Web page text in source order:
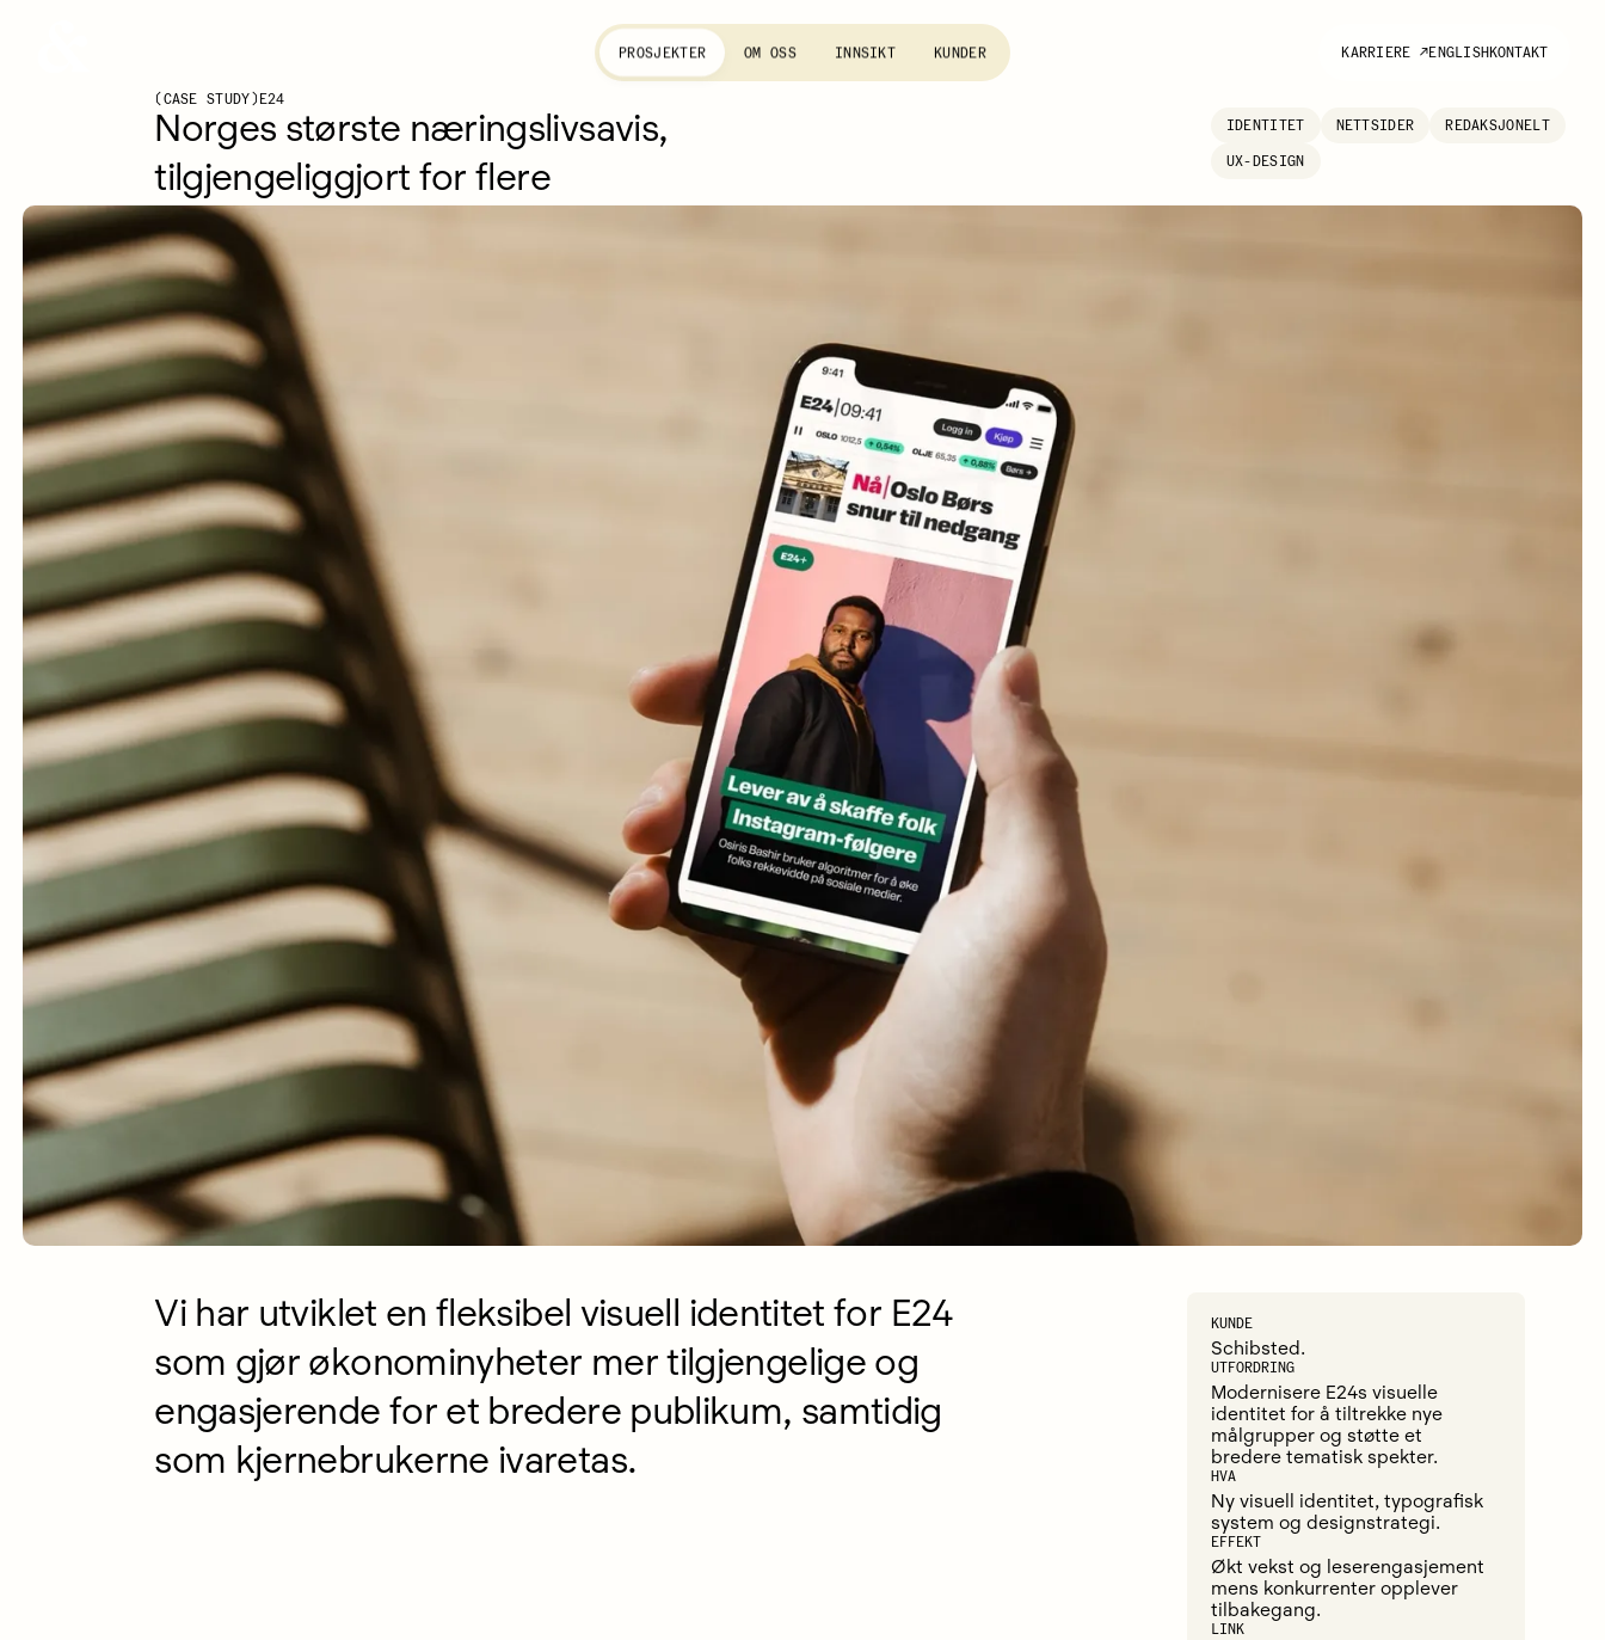
PROSJEKTER OM OSS INNSIKT KUNDER KARRIERE ↗ENGLISHKONTAKT
CASE STUDY E24
Norges største næringslivsavis,
tilgjengeliggjort for flere
IDENTITET NETTSIDER
REDAKSJONELT
UX-DESIGN
Vi har utviklet en fleksibel visuell identitet for E24
som gjør økonominyheter mer tilgjengelige og
engasjerende for et bredere publikum, samtidig
som kjernebrukerne ivaretas.
KUNDE
Schibsted.
UTFORDRING
Modernisere E24s visuelle
identitet for å tiltrekke nye
målgrupper og støtte et
bredere tematisk spekter.
HVA
Ny visuell identitet, typografisk
system og designstrategi.
EFFEKT
Økt vekst og leserengasjement
mens konkurrenter opplever
tilbakegang.
LINK